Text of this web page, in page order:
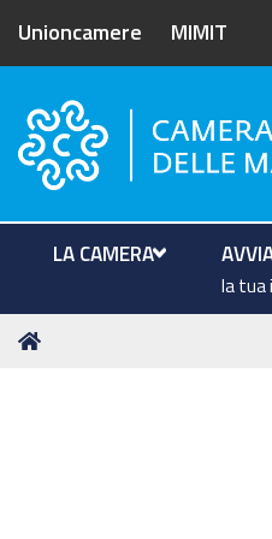
Unioncamere MIMIT
Camera di
LA CAMERA
la tua
Tu